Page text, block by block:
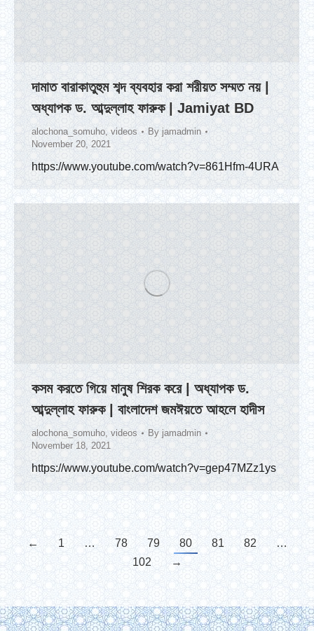
দামাত বারাকাতুহুম শব্দ ব্যবহার করা শরীয়ত সম্মত নয় |
অধ্যাপক ড. আব্দুল্লাহ ফারুক | Jamiyat BD
alochona_somuho, videos By jamadmin
November 20, 2021
https://www.youtube.com/watch?v=861Hfm-4URA
কসম করতে গিয়ে মানুষ শিরক করে | অধ্যাপক ড.
আব্দুল্লাহ ফারুক | বাংলাদেশ জমঈয়তে আহলে হাদীস
alochona_somuho, videos By jamadmin
November 18, 2021
https://www.youtube.com/watch?v=gep47MZz1ys
← 1 … 78 79 80 81 82
…
102
→